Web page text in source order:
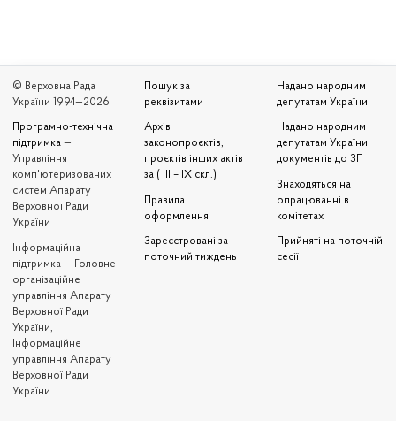
© Верховна Рада
України 1994—2026
Програмно-технічна
підтримка —
Управління
комп'ютеризованих
систем Апарату
Верховної Ради
України
Iнформаційна
підтримка — Головне
організаційне
управління Апарату
Верховної Ради
України,
Інформаційне
управління Апарату
Верховної Ради
України
Пошук за
реквізитами
Архів
законопроєктів,
проєктів інших актів
за ( III – IX скл.)
Правила
оформлення
Зареєстровані за
поточний тиждень
Надано народним
депутатам України
Надано народним
депутатам України
документів до ЗП
Знаходяться на
опрацюванні в
комітетах
Прийняті на поточній
сесії